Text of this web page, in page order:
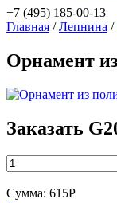
+7 (495) 185-00-13
Главная /Лепнина /
Орнамент
Заказать
Сумма: 615Р